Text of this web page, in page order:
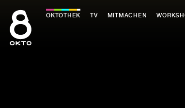
Inhalt
springen
OKTOTHEK TV MITMACHEN